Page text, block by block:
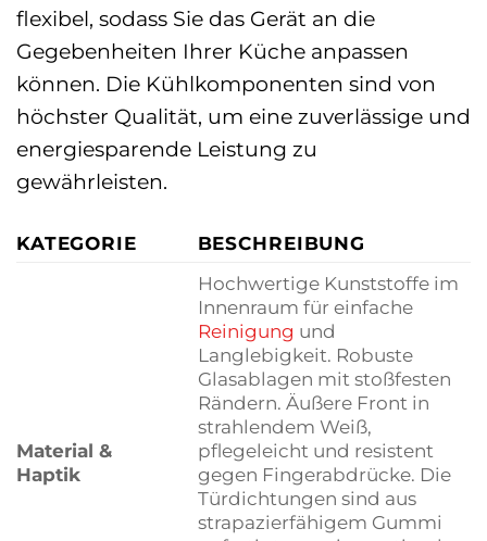
flexibel, sodass Sie das Gerät an die
Gegebenheiten Ihrer Küche anpassen
können. Die Kühlkomponenten sind von
höchster Qualität, um eine zuverlässige und
energiesparende Leistung zu
gewährleisten.
KATEGORIE BESCHREIBUNG
Material &
Haptik
Hochwertige Kunststoffe im
Innenraum für einfache
Reinigung und
Langlebigkeit. Robuste
Glasablagen mit stoßfesten
Rändern. Äußere Front in
strahlendem Weiß,
pflegeleicht und resistent
gegen Fingerabdrücke. Die
Türdichtungen sind aus
strapazierfähigem Gummi